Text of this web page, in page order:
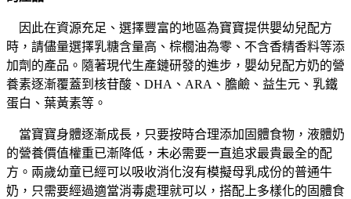
因此在資源充足、選擇豐富的地區為寶寶提供嬰幼兒配方
時，請儘量選擇乳糖含量高、棕櫚油為零、不含香精香料等添
加劑的產品。隨著現代生產鏈研發的進步，嬰幼兒配方奶的營
養素逐漸覆蓋到核苷酸、DHA、ARA、膽鹼、益生元、乳鐵
蛋白、葉黃素等。
當寶寶身體逐漸成長，只要按時合理添加固體食物，液體奶
的營養價值權重已漸降低，未必需要一直追求最貴最全的配
方。兩歲幼童已經可以吸收消化沒有模擬母乳成份的普通牛
奶，只需要經過適當消毒處理就可以，搭配上多樣化的固體食